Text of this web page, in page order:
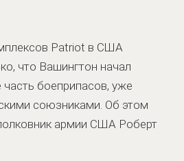
Patriot в США
что Вашингтон начал
часть боеприпасов, уже
союзниками. Об этом
армии США Роберт